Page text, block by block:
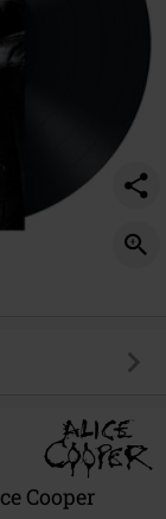
Cooper